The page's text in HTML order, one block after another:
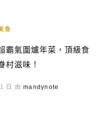
食
霸氣圍爐年菜，頂級食
村滋味！
日 由 mandynote